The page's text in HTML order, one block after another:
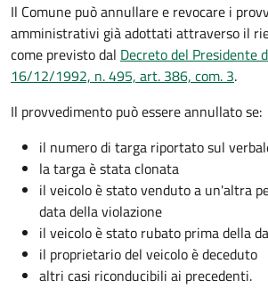
Il Comune può annullare e revocare i
amministrativi già adottati attraverso il
come previsto dal Decreto del Presidente
16/12/1992, n. 495, art. 386, com. 3.
Il provvedimento può essere annullato se:
il numero di targa riportato sul
la targa è stata clonata
il veicolo è stato venduto a un'altra
data della violazione
il veicolo è stato rubato prima della
il proprietario del veicolo è deceduto
altri casi riconducibili ai precedenti.